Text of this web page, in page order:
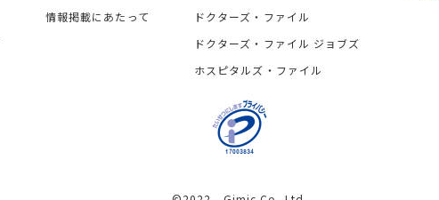
情報掲載にあたって
ドクターズ・ファイル
ドクターズ・ファイル ジョブズ
ホスピタルズ・ファイル